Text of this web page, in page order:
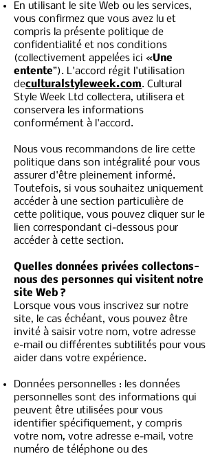
En utilisant le site Web ou les services,
vous confirmez que vous avez lu et
compris la présente politique de
confidentialité et nos conditions
(collectivement appelées ici «Une
entente”). L'accord régit l'utilisation
deculturalstyleweek.com. Cultural
Style Week Ltd collectera, utilisera et
conservera les informations
conformément à l'accord.
Nous vous recommandons de lire cette
politique dans son intégralité pour vous
assurer d'être pleinement informé.
Toutefois, si vous souhaitez uniquement
accéder à une section particulière de
cette politique, vous pouvez cliquer sur le
lien correspondant ci-dessous pour
accéder à cette section.
Quelles données privées collectons-
nous des personnes qui visitent notre
site Web ?
Lorsque vous vous inscrivez sur notre
site, le cas échéant, vous pouvez être
invité à saisir votre nom, votre adresse
e-mail ou différentes subtilités pour vous
aider dans votre expérience.
Données personnelles : les données
personnelles sont des informations qui
peuvent être utilisées pour vous
identifier spécifiquement, y compris
votre nom, votre adresse e-mail, votre
numéro de téléphone ou des